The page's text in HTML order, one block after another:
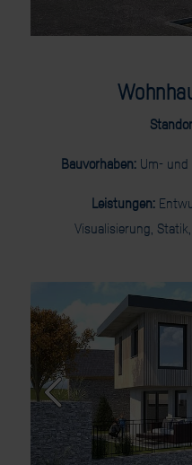
Bauvorhaben: Um- und
Leistungen:
Visualisierung,